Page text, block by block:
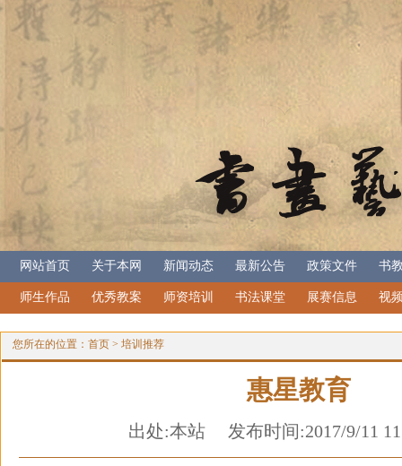
网站首页 关于本网 新闻动态 最新公告 政策文件 书
师生作品 优秀教案 师资培训 书法课堂 展赛信息 视
您所在的位置： 首页 > 培训推荐
惠星教育
出处:本站 发布时间:2017/9/11